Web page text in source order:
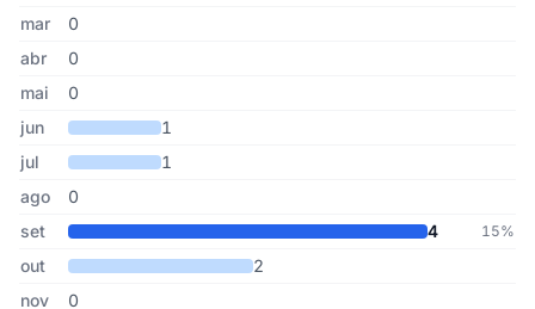
mar
0
abr
0
mai
0
jun
1
jul
1
ago
0
set
4 15%
out
2
nov
0